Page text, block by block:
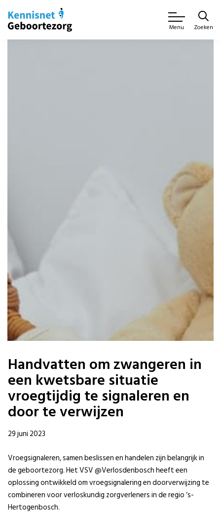
Menu Zoeken
Handvatten om zwangeren in
een kwetsbare situatie
vroegtijdig te signaleren en
door te verwijzen
29 juni 2023
Vroegsignaleren, samen beslissen en handelen zijn belangrijk in
de geboortezorg. Het VSV @Verlosdenbosch heeft een
oplossing ontwikkeld om vroegsignalering en doorverwijzing te
combineren voor verloskundig zorgverleners in de regio ‘s-
Hertogenbosch.